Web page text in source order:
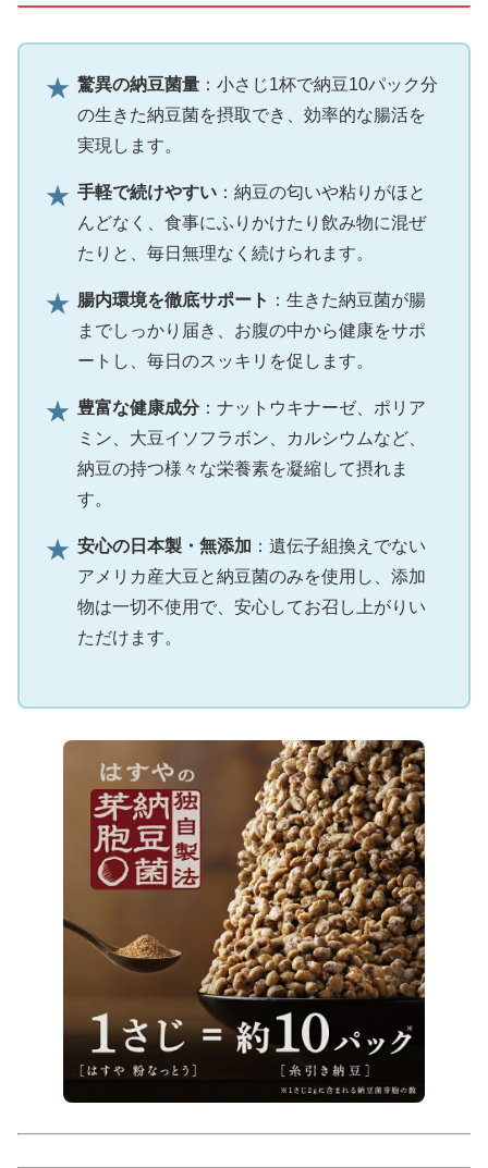
★ 驚異の納豆菌量 ：小さじ1杯で納豆10パック分
の生きた納豆菌を摂取でき、効率的な腸活を
実現します。
★ 手軽で続けやすい ：納豆の匂いや粘りがほと
んどなく、食事にふりかけたり飲み物に混ぜ
たりと、毎日無理なく続けられます。
★ 腸内環境を徹底サポート ：生きた納豆菌が腸
までしっかり届き、お腹の中から健康をサポ
ートし、毎日のスッキリを促します。
★ 豊富な健康成分：ナットウキナーゼ、ポリア
ミン、大豆イソフラボン、カルシウムなど、
納豆の持つ様々な栄養素を凝縮して摂れま
す。
★ 安心の日本製・無添加 ：遺伝子組換えでない
アメリカ産大豆と納豆菌のみを使用し、添加
物は一切不使用で、安心してお召し上がりい
ただけます。